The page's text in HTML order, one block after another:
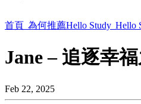
首頁 為何推薦Hello Study Hello
Jane – 追逐幸
Feb 22, 2025